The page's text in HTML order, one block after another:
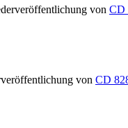
von CD
von CD